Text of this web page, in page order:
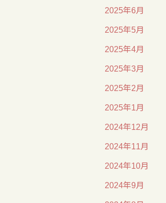
2025年6月
2025年5月
2025年4月
2025年3月
2025年2月
2025年1月
2024年12月
2024年11月
2024年10月
2024年9月